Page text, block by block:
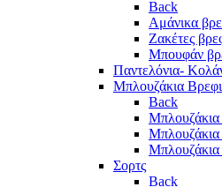
Back
Αμάνικα
Ζακέτες
Μπουφάν
Παντελόνια-
Μπλουζάκια
Back
Μπλουζάκια
Μπλουζάκια
Σορτς
Back